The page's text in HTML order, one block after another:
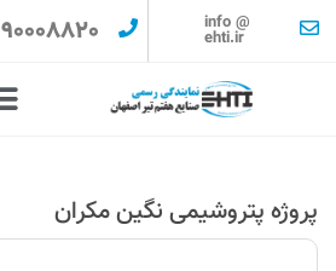
info @
ehti.ir
90008820
پروژه پتروشیمی نگین مکران